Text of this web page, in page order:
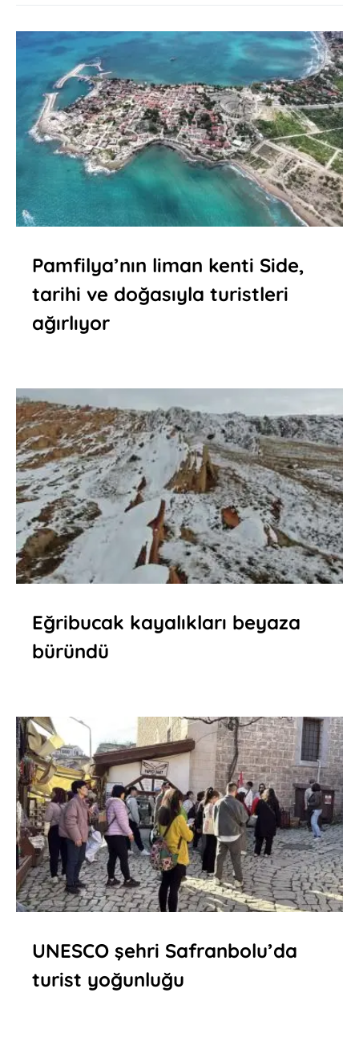
Pamfilya’nın liman kenti Side,
tarihi ve doğasıyla turistleri
ağırlıyor
Eğribucak kayalıkları beyaza
büründü
UNESCO şehri Safranbolu’da
turist yoğunluğu